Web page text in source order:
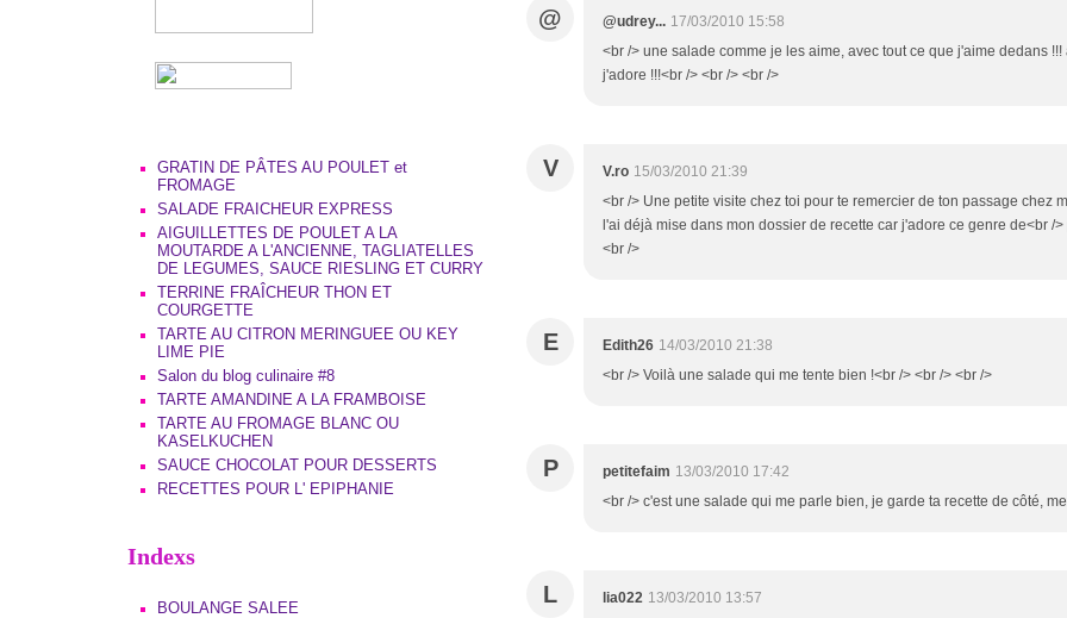
GRATIN DE PÂTES AU POULET et
FROMAGE
SALADE FRAICHEUR EXPRESS
AIGUILLETTES DE POULET A LA
MOUTARDE A L'ANCIENNE, TAGLIATELLES
DE LEGUMES, SAUCE RIESLING ET CURRY
TERRINE FRAÎCHEUR THON ET
COURGETTE
TARTE AU CITRON MERINGUEE OU KEY
LIME PIE
Salon du blog culinaire #8
TARTE AMANDINE A LA FRAMBOISE
TARTE AU FROMAGE BLANC OU
KASELKUCHEN
SAUCE CHOCOLAT POUR DESSERTS
RECETTES POUR L' EPIPHANIE
Indexs
BOULANGE SALEE
@ @udrey... 17/03/2010 15:58
<br /> une salade comme je les aime, avec tout ce que j'aime dedans
j'adore !!!<br /> <br /> <br />
V V.ro 15/03/2010 21:39
<br /> Une petite visite chez toi pour te remercier de ton passage chez
l'ai déjà mise dans mon dossier de recette car j'adore ce genre de<br /
<br />
E Edith26 14/03/2010 21:38
<br /> Voilà une salade qui me tente bien !<br /> <br /> <br />
P petitefaim 13/03/2010 17:42
<br /> c'est une salade qui me parle bien, je garde ta recette de côté,
L lia022 13/03/2010 13:57